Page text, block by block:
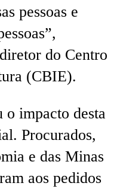
pessoas e
do Centro
(CBIE).
o impacto desta
Procurados,
e das Minas
aos pedidos